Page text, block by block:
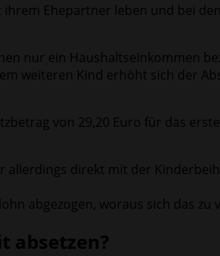
Ehepartner leben und bei
nur ein Haushaltseinkommen
weiteren Kind erhöht sich der
von 29,20 Euro für das
allerdings direkt mit der
abgezogen, woraus sich das
absetzen?